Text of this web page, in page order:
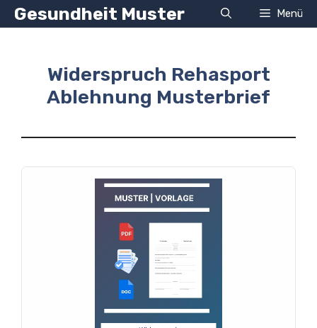
Zum
InhaltGesundheit Muster Menü
Widerspruch Rehasport
Ablehnung Musterbrief